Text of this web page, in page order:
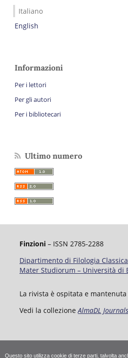
Questo sito utilizza cookie di terze parti, talvolta
Italiano
English
Informazioni
Per i lettori
Per gli autori
Per i bibliotecari
Ultimo numero
Finzioni– ISSN 2785-2288
Dipartimento di Filologia
Mater Studiorum – Università di
La rivista è ospitata e mantenuta
Vedi la collezioneAlmaDL Journals